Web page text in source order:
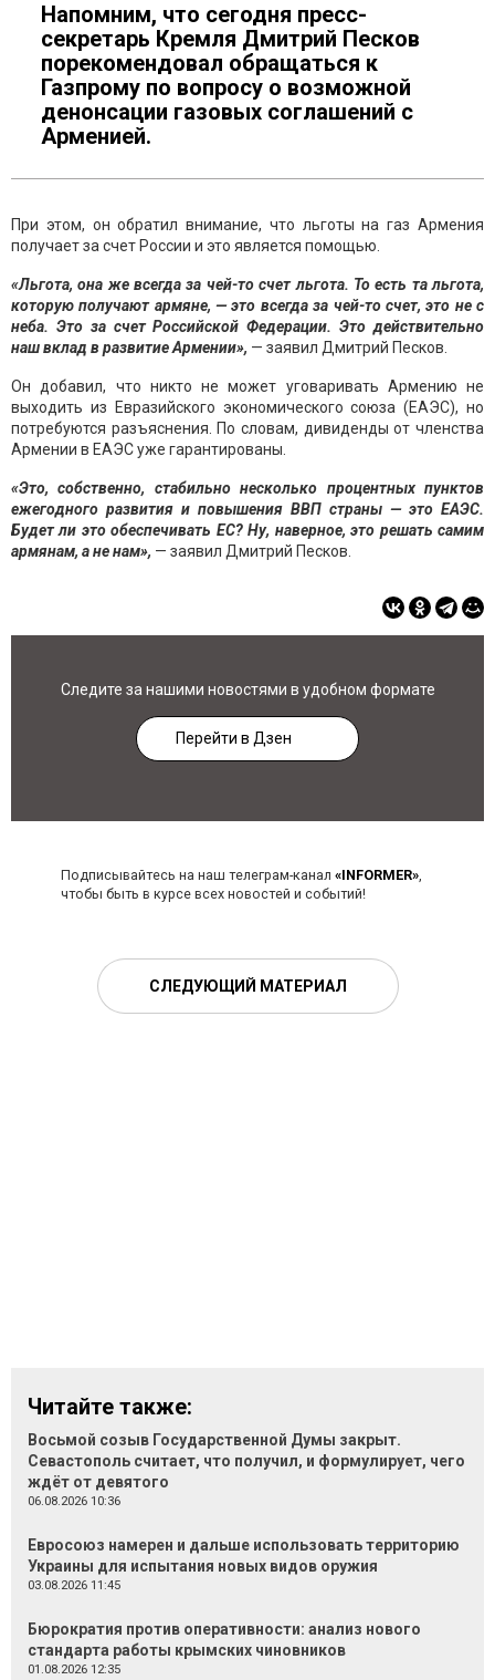
Напомним, что сегодня пресс-
секретарь Кремля Дмитрий Песков
порекомендовал обращаться к
Газпрому по вопросу о возможной
денонсации газовых соглашений с
Арменией.
При этом, он обратил внимание, что льготы на газ Армения
получает за счет России и это является помощью.
«Льгота, она же всегда за чей-то счет льгота. То есть та льгота,
которую получают армяне, — это всегда за чей-то счет, это не с
неба. Это за счет Российской Федерации. Это действительно
наш вклад в развитие Армении», — заявил Дмитрий Песков.
Он добавил, что никто не может уговаривать Армению не
выходить из Евразийского экономического союза (ЕАЭС), но
потребуются разъяснения. По словам, дивиденды от членства
Армении в ЕАЭС уже гарантированы.
«Это, собственно, стабильно несколько процентных пунктов
ежегодного развития и повышения ВВП страны — это ЕАЭС.
Будет ли это обеспечивать ЕС? Ну, наверное, это решать самим
армянам, а не нам», — заявил Дмитрий Песков.
Следите за нашими новостями в удобном формате
Перейти в Дзен
Подписывайтесь на наш телеграм-канал «INFORMER»,
чтобы быть в курсе всех новостей и событий!
СЛЕДУЮЩИЙ МАТЕРИАЛ
Читайте также:
Восьмой созыв Государственной Думы закрыт.
Севастополь считает, что получил, и формулирует, чего
ждёт от девятого
06.08.2026 10:36
Евросоюз намерен и дальше использовать территорию
Украины для испытания новых видов оружия
03.08.2026 11:45
Бюрократия против оперативности: анализ нового
стандарта работы крымских чиновников
01.08.2026 12:35